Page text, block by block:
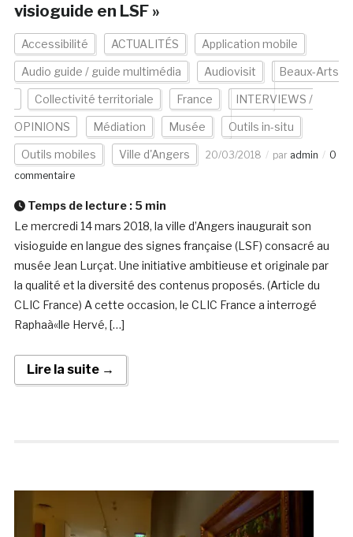
visioguide en LSF »
Accessibilité ACTUALITÉS Application mobile
Audio guide / guide multimédia Audiovisit Beaux-Arts
Collectivité territoriale France INTERVIEWS /
OPINIONS Médiation Musée Outils in-situ
Outils mobiles Ville d'Angers 20/03/2018 par admin
0
commentaire
Temps de lecture : 5 min
Le mercredi 14 mars 2018, la ville d’Angers inaugurait son
visioguide en langue des signes française (LSF) consacré au
musée Jean Lurçat. Une initiative ambitieuse et originale par
la qualité et la diversité des contenus proposés. (Article du
CLIC France) A cette occasion, le CLIC France a interrogé
Raphaà«lle Hervé, […]
Lire la suite →